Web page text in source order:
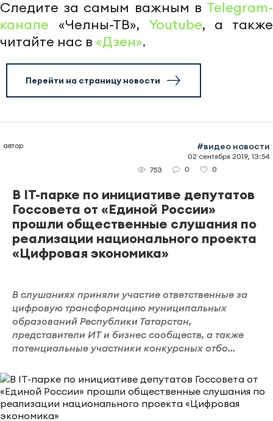
Следите за самым важным в Telegram-
канале «Челны-ТВ», Youtube, а также
читайте нас в «Дзен».
Перейти на страницу новости
автор #видео новости
02 сентября 2019, 13:54
753
0 0
В IT-парке по инициативе депутатов
Госсовета от «Единой России»
прошли общественные слушания по
реализации национального проекта
«Цифровая экономика»
В слушаниях приняли участие ответственные за
цифровую трансформацию муниципальных
образований Республики Татарстан,
представители ИТ и бизнес сообществ, а также
потенциальные участники конкурсных отбо...